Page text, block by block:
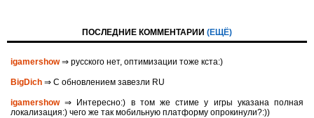
ПОСЛЕДНИЕ КОММЕНТАРИИ (ЕЩЁ)
igamershow⇒ русского нет, оптимизации тоже кста:)
BigDich ⇒ С обновлением завезли RU
igamershow⇒ Интересно:) в том же стиме у игры указана полная
локализация:) чего же так мобильную платформу опрокинули?:))